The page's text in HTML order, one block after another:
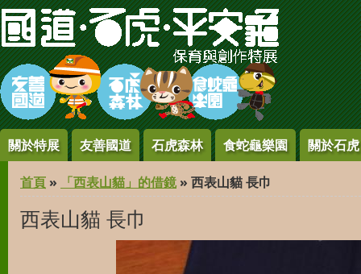
Jump to Content
關於特展 友善國道 石虎森林 食蛇龜樂園 關於石虎
您在這裡
首頁 » 「西表山貓」的借鏡» 西表山貓 長巾
西表山貓 長巾